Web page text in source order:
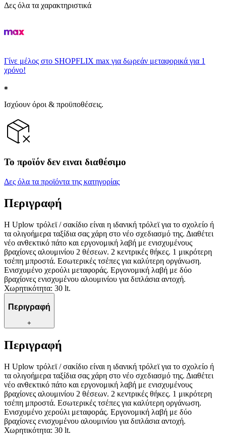
Δες όλα τα χαρακτηριστικά
Γίνε μέλος στο SHOPFLIX max για δωρεάν μεταφορικά για 1
χρόνο!
Ισχύουν όροι & προϋποθέσεις.
Το προϊόν δεν ειναι διαθέσιμο
Δες όλα τα προϊόντα της κατηγορίας
Περιγραφή
H Uplow τρόλεϊ / σακίδιο είναι η ιδανική τρόλεϊ για το σχολείο ή
τα ολιγοήμερα ταξίδια σας χάρη στο νέο σχεδιασμό της. Διαθέτει
νέο ανθεκτικό πάτο και εργονομική λαβή με ενισχυμένους
βραχίονες αλουμινίου 2 θέσεων. 2 κεντρικές θήκες. 1 μικρότερη
τσέπη μπροστά. Εσωτερικές τσέπες για καλύτερη οργάνωση.
Ενισχυμένο χερούλι μεταφοράς. Εργονομική λαβή με δύο
βραχίονες ενισχυμένου αλουμινίου για διπλάσια αντοχή.
Χωρητικότητα: 30 lt.
Περιγραφή
+
Περιγραφή
H Uplow τρόλεϊ / σακίδιο είναι η ιδανική τρόλεϊ για το σχολείο ή
τα ολιγοήμερα ταξίδια σας χάρη στο νέο σχεδιασμό της. Διαθέτει
νέο ανθεκτικό πάτο και εργονομική λαβή με ενισχυμένους
βραχίονες αλουμινίου 2 θέσεων. 2 κεντρικές θήκες. 1 μικρότερη
τσέπη μπροστά. Εσωτερικές τσέπες για καλύτερη οργάνωση.
Ενισχυμένο χερούλι μεταφοράς. Εργονομική λαβή με δύο
βραχίονες ενισχυμένου αλουμινίου για διπλάσια αντοχή.
Χωρητικότητα: 30 lt.